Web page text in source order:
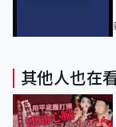
其他人也在